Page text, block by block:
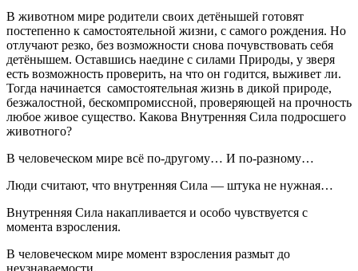
В животном мире родители своих детёнышей готовят
постепенно к самостоятельной жизни, с самого рождения. Но
отлучают резко, без возможности снова почувствовать себя
детёнышем. Оставшись наедине с силами Природы, у зверя
есть возможность проверить, на что он годится, выживет ли.
Тогда начинается самостоятельная жизнь в дикой природе,
безжалостной, бескомпромиссной, проверяющей на прочность
любое живое существо. Какова Внутренняя Сила подросшего
животного?
В человеческом мире всё по-другому… И по-разному…
Люди считают, что внутренняя Сила — штука не нужная…
Внутренняя Сила накапливается и особо чувствуется с
момента взросления.
В человеческом мире момент взросления размыт до